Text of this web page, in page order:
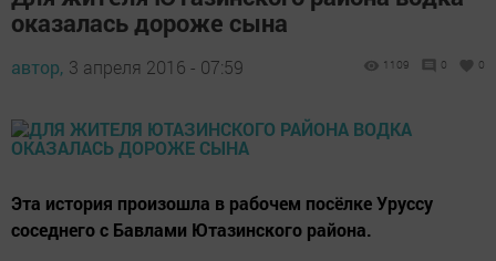
оказалась дороже сына
автор, 3 апреля 2016 - 07:59 1109 0 0
Эта история произошла в рабочем посёлке Уруссу
соседнего с Бавлами Ютазинского района.